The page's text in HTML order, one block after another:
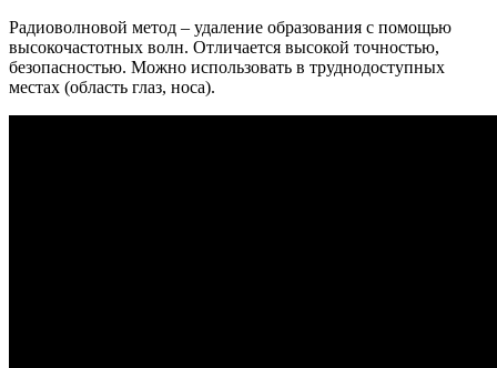
Радиоволновой метод – удаление образования с помощью
высокочастотных волн. Отличается высокой точностью,
безопасностью. Можно использовать в труднодоступных
местах (область глаз, носа).